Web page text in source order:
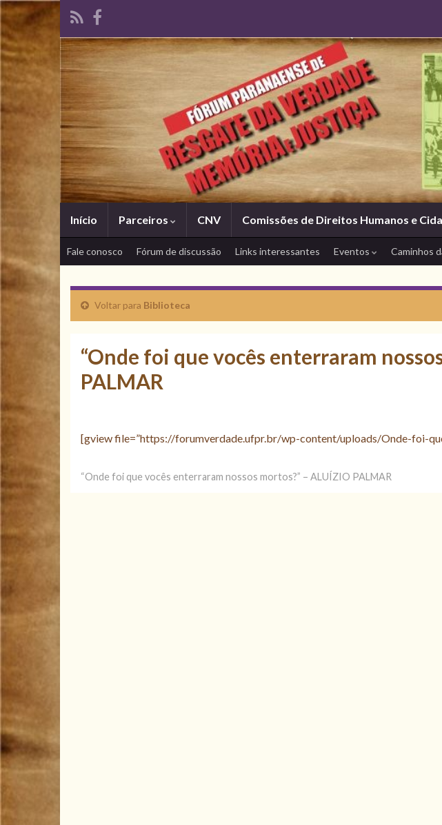
Início Parceiros CNV Comissões de Direitos Humanos e
Fale conosco Fórum de discussão Links interessantes Eventos Caminhos
Voltar para Biblioteca
“Onde foi que vocês enterraram
PALMAR
[gview file=”https://forumverdade.ufpr.br/wp-content/uploads/Onde-foi-
“Onde foi que vocês enterraram nossos mortos?” – ALUÍZIO PALMAR